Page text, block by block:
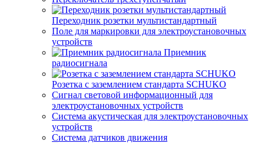
Переходник розетки мультистандартный
Поле для маркировки для электроустановочных
устройств
Приемник
радиосигнала
Розетка с заземлением стандарта SCHUKO
Сигнал световой информационный для
электроустановочных устройств
Система акустическая для электроустановочных
устройств
Система датчиков движения